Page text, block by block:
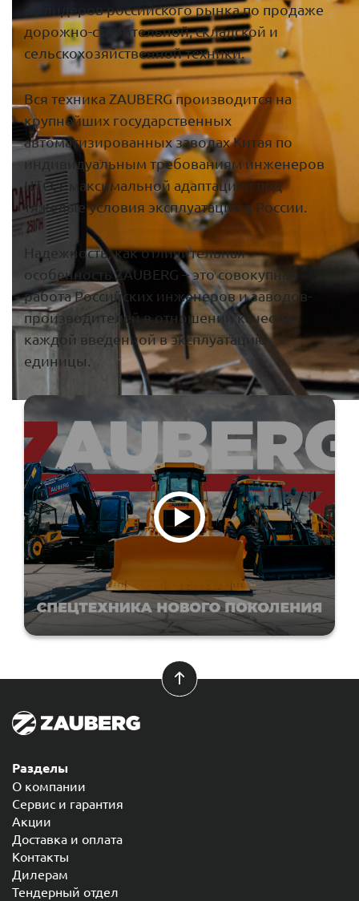
из лидеров российского рынка по продаже
дорожно-строительной, складской и
сельскохозяйственной техники.
Вся техника ZAUBERG производится на
крупнейших государственных
автоматизированных заводах Китая по
индивидуальным требованиям инженеров
ЦТО, с максимальной адаптацией под
тяжелые условия эксплуатации в России.
Надежность, как отличительная
особенность ZAUBERG – это совокупная
работа Российских инженеров и заводов-
производителей в отношении качества
каждой введенной в эксплуатацию
единицы.
Разделы
О компании
Сервис и гарантия
Акции
Доставка и оплата
Контакты
Дилерам
Тендерный отдел